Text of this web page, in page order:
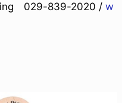
029-839-2020 / w